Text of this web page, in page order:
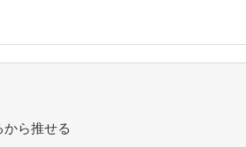
ら推せる